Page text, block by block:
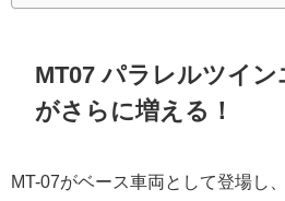
MT07 パラレルツイ
がさらに増える！
MT-07がベース車両として登場し